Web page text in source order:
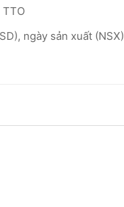
ngày sản xuất (NSX)